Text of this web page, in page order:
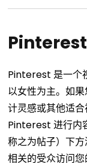
Pinterest
Pinterest 是一个
以女性为主。如
计灵感或其他适
Pinterest 进行内
称之为帖子）下
相关的受众访问您